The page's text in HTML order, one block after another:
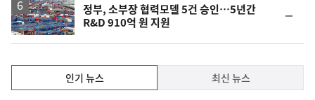
정부, 소부장 협력모델 5건 승인…5년간
R&D 910억 원 지원
일
인기 뉴스 최신 뉴스